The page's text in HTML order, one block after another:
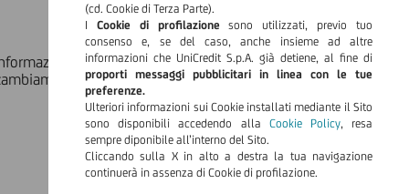
e formazione dedicato al mondo delle imprese e
nuove opportunità.
(cd. Cookie di Terza Parte).
I Cookie di profilazione sono utilizzati, previo tuo
consenso e, se del caso, anche insieme ad altre
informazioni che UniCredit S.p.A. già detiene, al fine di
proporti messaggi pubblicitari in linea con le tue
preferenze.
Ulteriori informazioni sui Cookie installati mediante il Sito
sono disponibili accedendo alla Cookie Policy, resa
sempre diponibile all’interno del Sito.
Cliccando sulla X in alto a destra la tua navigazione
continuerà in assenza di Cookie di profilazione.